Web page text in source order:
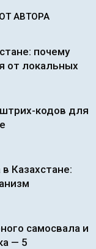
АВТОРА
почему
от локальных
кодов для
Казахстане:
самосвала и
— 5